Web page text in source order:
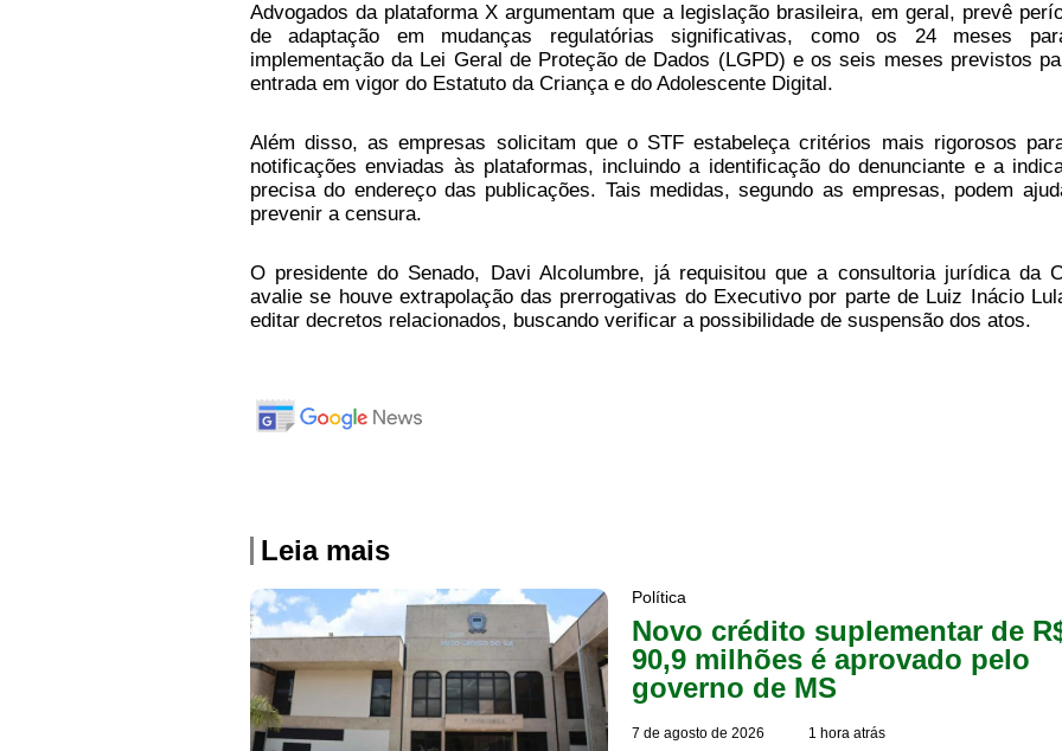
Advogados da plataforma X argumentam que a legislação brasileira, em geral, prevê
de adaptação em mudanças regulatórias significativas, como os 24 meses
implementação da Lei Geral de Proteção de Dados (LGPD) e os seis meses previstos
entrada em vigor do Estatuto da Criança e do Adolescente Digital.
Além disso, as empresas solicitam que o STF estabeleça critérios mais rigorosos
notificações enviadas às plataformas, incluindo a identificação do denunciante e a
precisa do endereço das publicações. Tais medidas, segundo as empresas, podem
prevenir a censura.
O presidente do Senado, Davi Alcolumbre, já requisitou que a consultoria jurídica da
avalie se houve extrapolação das prerrogativas do Executivo por parte de Luiz Inácio
editar decretos relacionados, buscando verificar a possibilidade de suspensão dos atos.
Leia mais
Política
Novo crédito suplementar de
90,9 milhões é aprovado pelo
governo de MS
7 de agosto de 2026 1 hora atrás